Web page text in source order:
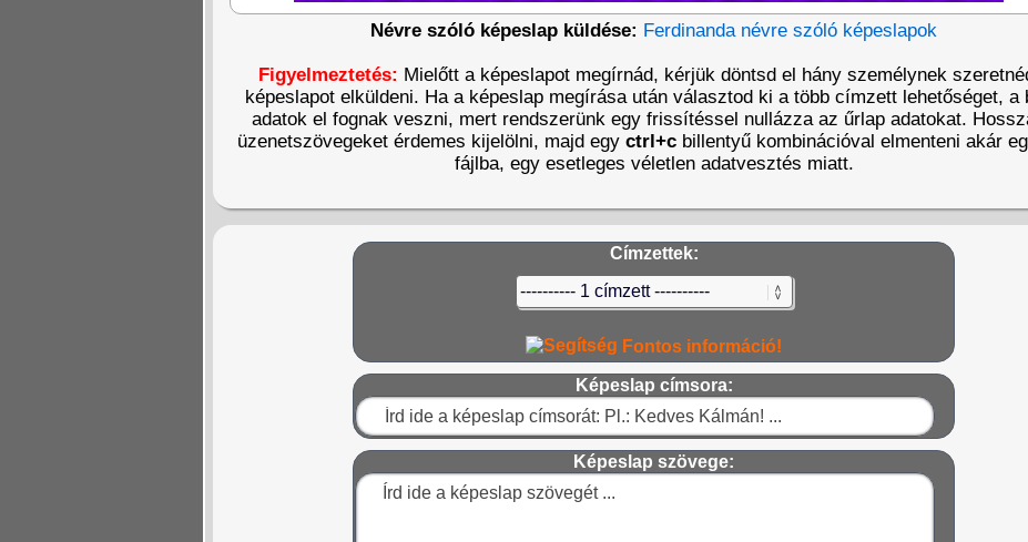
Névre szóló képeslap küldése: Ferdinanda névre szóló képeslapok
Figyelmeztetés: Mielőtt a képeslapot megírnád, kérjük döntsd el hány személynek
képeslapot elküldeni. Ha a képeslap megírása után választod ki a több címzett lehetőséget, a
adatok el fognak veszni, mert rendszerünk egy frissítéssel nullázza az űrlap adatokat.
üzenetszövegeket érdemes kijelölni, majd egy ctrl+c billentyű kombinációval elmenteni akár
fájlba, egy esetleges véletlen adatvesztés miatt.
Címzettek:
Fontos információ!
Képeslap címsora:
Képeslap szövege: